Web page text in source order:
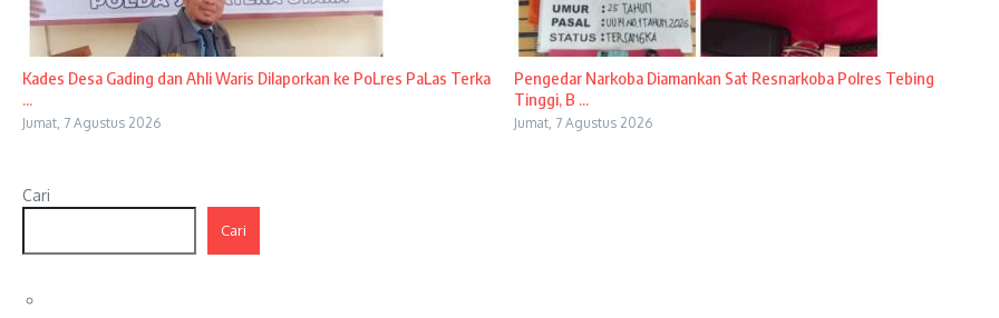
Kades Desa Gading dan Ahli Waris Dilaporkan ke PoLres PaLas Terka
...
Jumat, 7 Agustus 2026
Pengedar Narkoba Diamankan Sat Resnarkoba Polres Tebing
Tinggi, B ...
Jumat, 7 Agustus 2026
Cari
Cari